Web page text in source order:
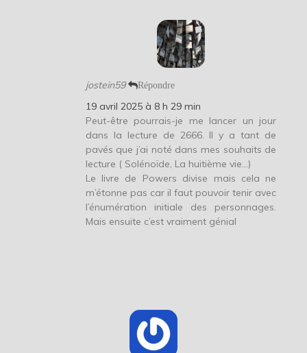
jostein59 Répondre
19 avril 2025 à 8 h 29 min
Peut-être pourrais-je me lancer un jour
dans la lecture de 2666. Il y a tant de
pavés que j’ai noté dans mes souhaits de
lecture ( Solénoïde, La huitième vie…)
Le livre de Powers divise mais cela ne
m’étonne pas car il faut pouvoir tenir avec
l’énumération initiale des personnages.
Mais ensuite c’est vraiment génial